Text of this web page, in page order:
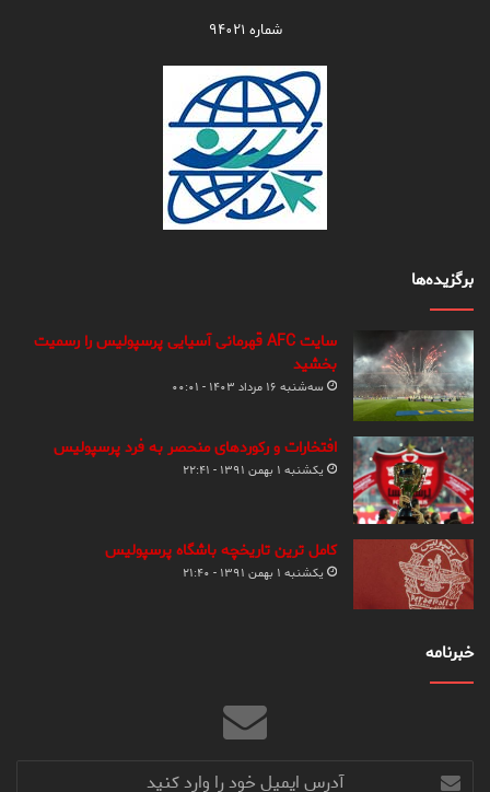
شماره ۹۴۰۲۱
برگزیده‌ها
سایت AFC قهرمانی آسیایی پرسپولیس را رسمیت
بخشید
سه‌شنبه ۱۶ مرداد ۱۴۰۳ - ۰۰:۰۱
افتخارات و رکوردهای منحصر به فرد پرسپولیس
یکشنبه ۱ بهمن ۱۳۹۱ - ۲۲:۴۱
کامل ترین تاریخچه باشگاه پرسپولیس
یکشنبه ۱ بهمن ۱۳۹۱ - ۲۱:۴۰
خبرنامه
آدرس